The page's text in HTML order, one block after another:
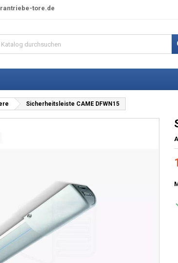
tore.de
Sicherheitsleiste CAME DFWN15